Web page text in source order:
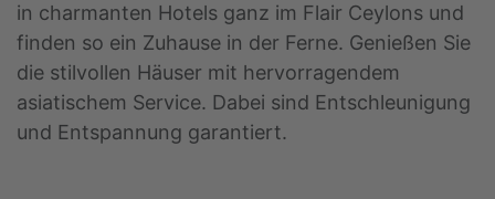
in charmanten Hotels ganz im Flair Ceylons und
finden so ein Zuhause in der Ferne. Genießen Sie
die stilvollen Häuser mit hervorragendem
asiatischem Service. Dabei sind Entschleunigung
und Entspannung garantiert.